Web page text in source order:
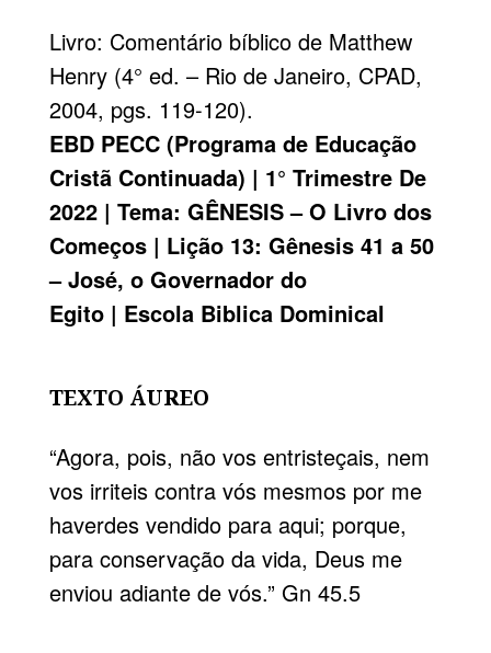
Livro: Comentário bíblico de Matthew
Henry (4° ed. – Rio de Janeiro, CPAD,
2004, pgs. 119-120).
EBD PECC(Programa de Educação
Cristã Continuada) | 1° Trimestre De
2022 | Tema: GÊNESIS– O Livro dos
Começos | Lição 13: Gênesis 41 a 50
– José, o Governador do
Egito | Escola Biblica Dominical
TEXTO ÁUREO
“Agora, pois, não vos entristeçais, nem
vos irriteis contra vós mesmos por me
haverdes vendido para aqui; porque,
para conservação da vida, Deus me
enviou adiante de vós.” Gn 45.5